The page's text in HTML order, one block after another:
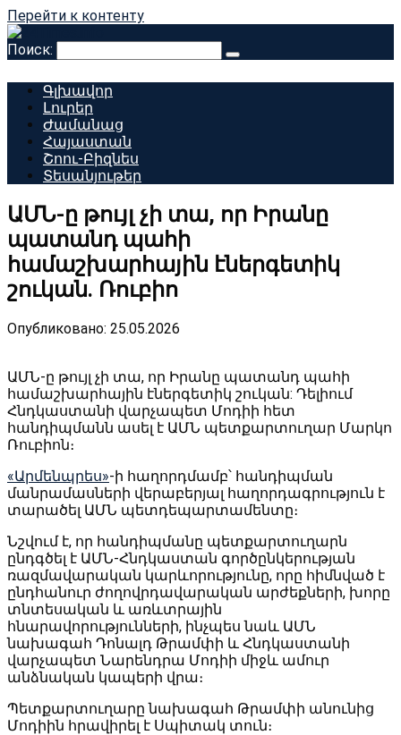
Перейти к контенту
Поиск:
Գլխավոր
Լուրեր
Ժամանաց
Հայաստան
Շոու-Բիզնես
Տեսանյութեր
ԱՄՆ-ը թույլ չի տա, որ Իրանը
պատանդ պահի
համաշխարհային էներգետիկ
շուկան. Ռուբիո
Опубликовано: 25.05.2026
ԱՄՆ-ը թույլ չի տա, որ Իրանը պատանդ պահի
համաշխարհային էներգետիկ շուկան: Դելիում
Հնդկաստանի վարչապետ Մոդիի հետ
հանդիպմանն ասել է ԱՄՆ պետքարտուղար Մարկո
Ռուբիոն։
«Արմենպրես»-ի հաղորդմամբ՝ հանդիպման
մանրամասների վերաբերյալ հաղորդագրություն է
տարածել ԱՄՆ պետդեպարտամենտը։
Նշվում է, որ հանդիպմանը պետքարտուղարն
ընդգծել է ԱՄՆ-Հնդկաստան գործընկերության
ռազմավարական կարևորությունը, որը հիմնված է
ընդհանուր ժողովրդավարական արժեքների, խորը
տնտեսական և առևտրային
հնարավորությունների, ինչպես նաև ԱՄՆ
նախագահ Դոնալդ Թրամփի և Հնդկաստանի
վարչապետ Նարենդրա Մոդիի միջև ամուր
անձնական կապերի վրա։
Պետքարտուղարը նախագահ Թրամփի անունից
Մոդիին հրավիրել է Սպիտակ տուն։